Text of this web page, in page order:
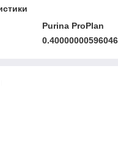
Purina ProPlan